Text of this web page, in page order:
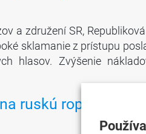
a združení SR,
sklamanie z prístupu
hlasov. Zvýšenie
ruskú ropu